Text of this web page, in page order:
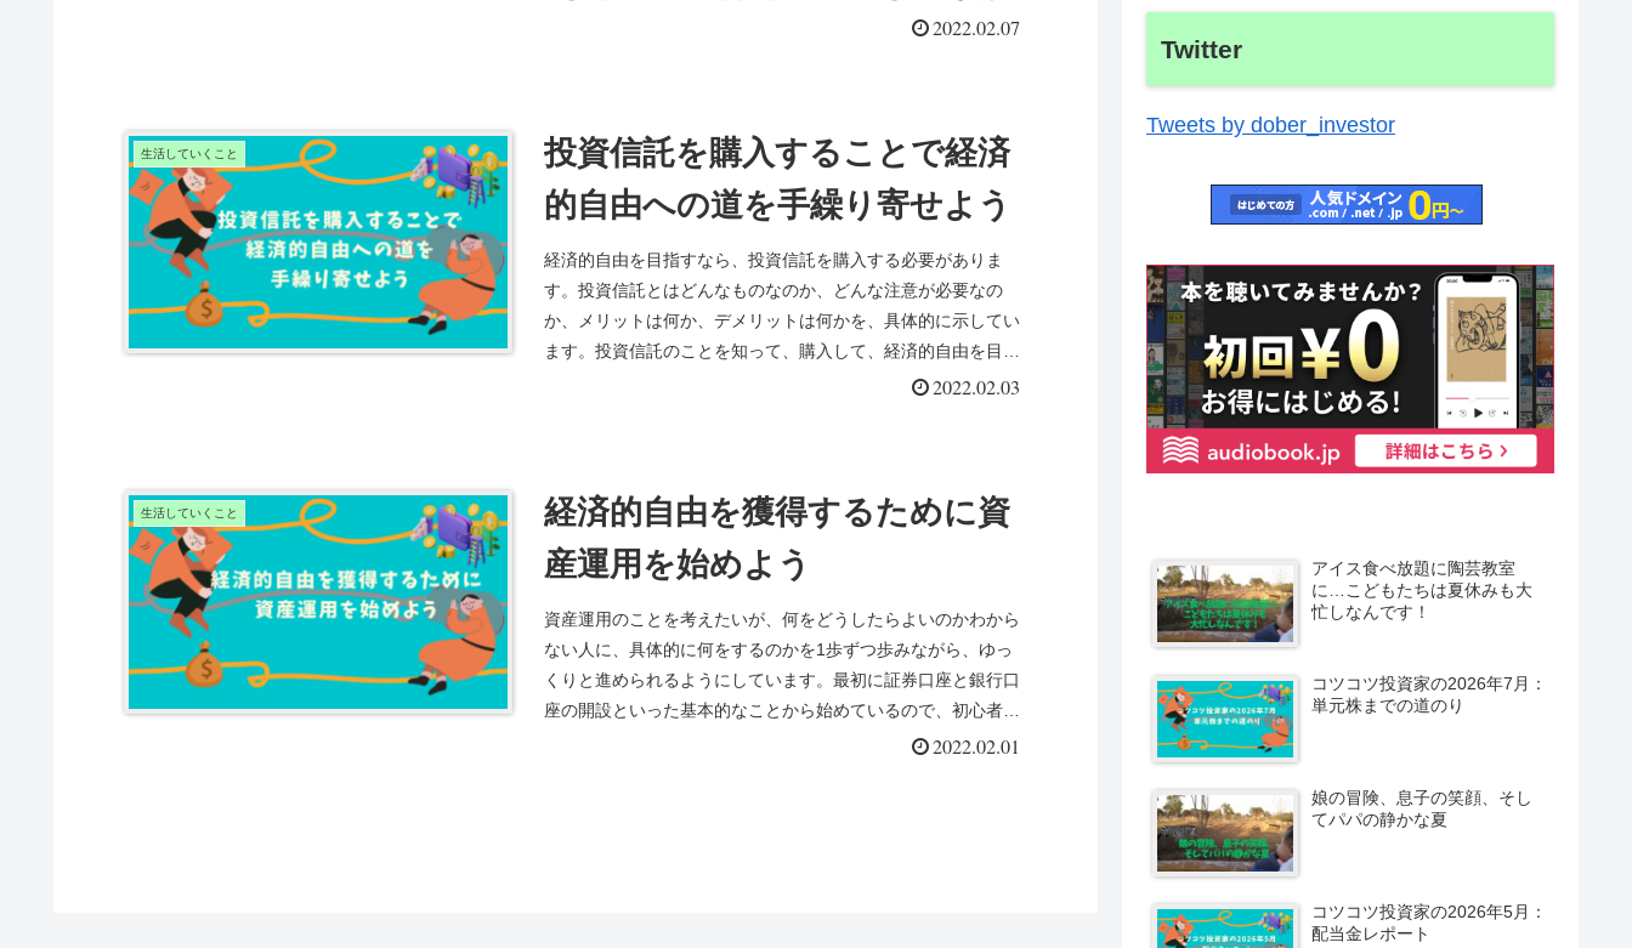
2022.02.07
生活していくこと
投資信託を購入することで経済
的自由への道を手繰り寄せよう
経済的自由を目指すなら、投資信託を購入する必要がありま
す。投資信託とはどんなものなのか、どんな注意が必要なの
か、メリットは何か、デメリットは何かを、具体的に示してい
ます。投資信託のことを知って、購入して、経済的自由を目指
2022.02.03
生活していくこと
経済的自由を獲得するために資
産運用を始めよう
資産運用のことを考えたいが、何をどうしたらよいのかわから
ない人に、具体的に何をするのかを1歩ずつ歩みながら、ゆっ
くりと進められるようにしています。最初に証券口座と銀行口
座の開設といった基本的なことから始めているので、初心者に
2022.02.01
Twitter
Tweets by dober_investor
アイス食べ放題に陶芸教室
に…こどもたちは夏休みも大
忙しなんです！
コツコツ投資家の2026年7月：
単元株までの道のり
娘の冒険、息子の笑顔、そし
てパパの静かな夏
コツコツ投資家の2026年5月：
配当金レポート